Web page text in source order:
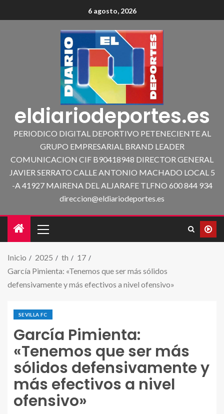
6 agosto, 2026
eldiariodeportes.es
PERIODICO DIGITAL DEPORTIVO PETENECIENTE AL
GRUPO EMPRESARIAL BRAND LEADER
COMUNICACION CIF B90418948 DIRECTOR GENERAL
JAVIER SERRATO CALLE ANTONIO MACHADO LOCAL 5
-A 41927 MAIRENA DEL ALJARAFE TLFNO 600 844 934
direccion@eldiariodeportes.es
Inicio 2025 th
17
García Pimienta: «Tenemos que ser más sólidos
defensivamente y más efectivos a nivel ofensivo»
SEVILLA FC
García Pimienta:
«Tenemos que ser más
sólidos defensivamente y
más efectivos a nivel
ofensivo»
García Pimienta atiende a los medios de
comunicación en la rueda de prensa previa al partido